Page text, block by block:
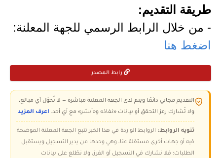
طريقة التقديم:
- من خلال الرابط الرسمي للجهة المعلنة:
اضغط هنا
رابط المصدر
التقديم مجاني دائمًا ويتم لدى الجهة المعلنة مباشرة — لا تُحوّل أي مبالغ،
ولا تُشارك رمز التحقق أو بيانات «نفاذ» و«أبشر» مع أي أحد. اعرف المزيد
تنويه الروابط: الروابط الواردة في هذا الخبر تتبع الجهة المعلنة الموضحة
فيه أو جهات أخرى مستقلة عنا، وهي وحدها من يدير التسجيل ويستقبل
الطلبات؛ فلا نشارك في التسجيل أو الفرز، ولا نطّلع على بيانات